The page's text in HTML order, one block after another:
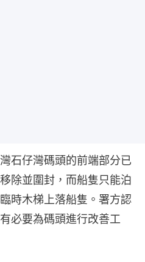
石仔灣碼頭的前端部分已
除並圍封，而船隻只能泊
時木梯上落船隻。署方認
必要為碼頭進行改善工